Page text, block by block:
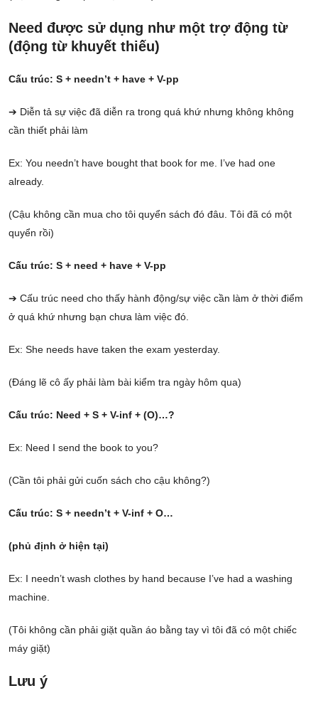
Need được sử dụng như một trợ động từ
(động từ khuyết thiếu)
Cấu trúc: S + needn’t + have + V-pp
➔ Diễn tả sự việc đã diễn ra trong quá khứ nhưng không không
cần thiết phải làm
Ex: You needn’t have bought that book for me. I’ve had one
already.
(Cậu không cần mua cho tôi quyển sách đó đâu. Tôi đã có một
quyển rồi)
Cấu trúc: S + need + have + V-pp
➔ Cấu trúc need cho thấy hành động/sự việc cần làm ở thời điểm
ở quá khứ nhưng bạn chưa làm việc đó.
Ex: She needs have taken the exam yesterday.
(Đáng lẽ cô ấy phải làm bài kiểm tra ngày hôm qua)
Cấu trúc: Need + S + V-inf + (O)…?
Ex: Need I send the book to you?
(Cần tôi phải gửi cuốn sách cho cậu không?)
Cấu trúc: S + needn’t + V-inf + O…
(phủ định ở hiện tại)
Ex: I needn’t wash clothes by hand because I’ve had a washing
machine.
(Tôi không cần phải giặt quần áo bằng tay vì tôi đã có một chiếc
máy giặt)
Lưu ý